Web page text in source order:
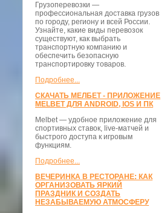
Грузоперевозки —
профессиональная доставка грузов
по городу, региону и всей России.
Узнайте, какие виды перевозок
существуют, как выбрать
транспортную компанию и
обеспечить безопасную
транспортировку товаров.
Подробнее...
СКАЧАТЬ МЕЛБЕТ - ПРИЛОЖЕНИЕ
MELBET ДЛЯ ANDROID, IOS И ПК
Melbet — удобное приложение для
спортивных ставок, live-матчей и
быстрого доступа к игровым
функциям.
Подробнее...
ВЕЧЕРИНКА В РЕСТОРАНЕ: КАК
ОРГАНИЗОВАТЬ ЯРКИЙ
ПРАЗДНИК И СОЗДАТЬ
НЕЗАБЫВАЕМУЮ АТМОСФЕРУ